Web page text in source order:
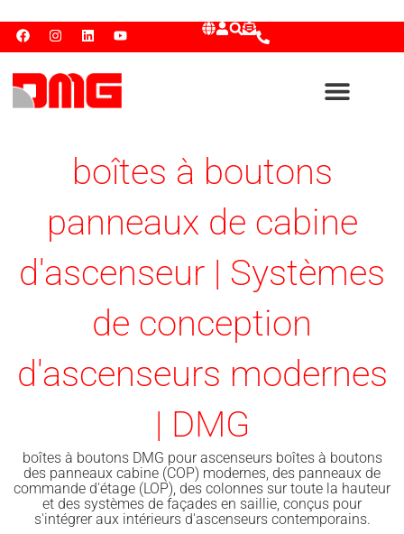
boîtes à boutons
panneaux de cabine
d'ascenseur | Systèmes
de conception
d'ascenseurs modernes
| DMG
boîtes à boutons DMG pour ascenseurs boîtes à boutons
des panneaux cabine (COP) modernes, des panneaux de
commande d'étage (LOP), des colonnes sur toute la hauteur
et des systèmes de façades en saillie, conçus pour
s'intégrer aux intérieurs d'ascenseurs contemporains.